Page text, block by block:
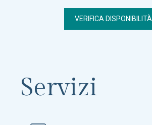
VERIFICA DISPONIBILITÀ
Servizi